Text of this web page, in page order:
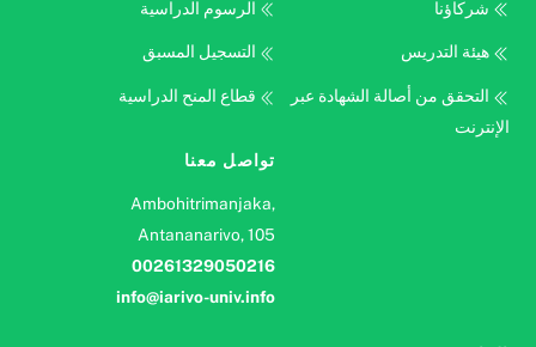
شركاؤنا
هيئة التدريس
التحقق من أصالة الشهادة عبر
الإنترنت
الرسوم الدراسية
التسجيل المسبق
قطاع المنح الدراسية
تواصل معنا
Ambohitrimanjaka,
Antananarivo, 105
00261329050216
info@iarivo-univ.info